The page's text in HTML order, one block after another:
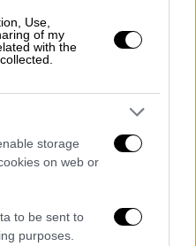
Use,
of my
with the
storage
on web or
to be sent to
purposes.
οι βαθμολογίες
ειδικών
να ανακοινωθούν
υποψήφιοι θα έχουν
να ενημερωθούν
(και αργότερα, τη
εισάγονται)
εφαρμογής
αλλά και με
τους (SMS).